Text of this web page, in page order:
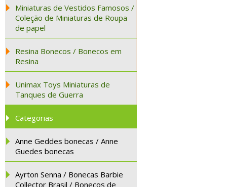
Miniaturas de Vestidos Famosos /
Coleção de Miniaturas de Roupa
de papel
Resina Bonecos / Bonecos em
Resina
Unimax Toys Miniaturas de
Tanques de Guerra
Categorias
Anne Geddes bonecas / Anne
Guedes bonecas
Ayrton Senna / Bonecas Barbie
Collector Brasil / Bonecos de